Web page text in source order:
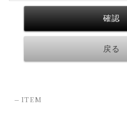
-ITEM